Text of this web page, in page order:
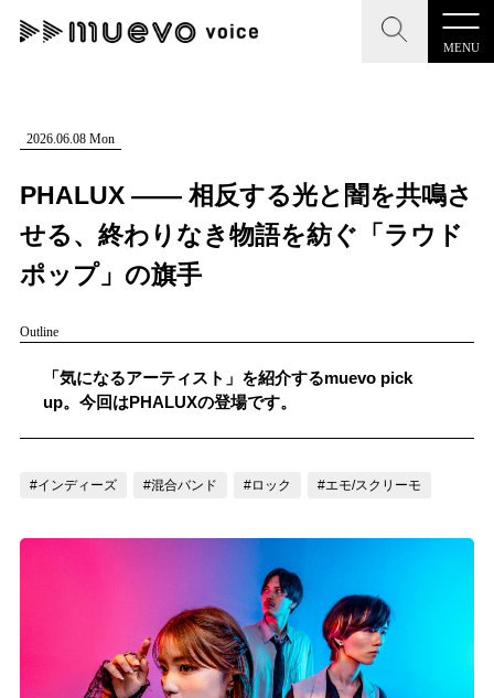
MENU
CLOSE
記事を検索する
#男性シンガー #HR/HM #女性シンガー
CLOSE
"読者の声を形にする”音楽特化メディア
記事一覧
プレスリリース一覧
お問い合わせ
muevoクラウドファンディング
2026.06.08 Mon
PHALUX ―― 相反する光と闇を共鳴さ
せる、終わりなき物語を紡ぐ「ラウド
ポップ」の旗手
Outline
「気になるアーティスト」を紹介するmuevo pick
up。今回はPHALUXの登場です。
#インディーズ #混合バンド #ロック #エモ/スクリーモ